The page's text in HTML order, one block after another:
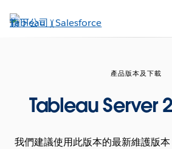
至
產品版本及下載
Tableau Server
我們建議使用此版本的最新維護版